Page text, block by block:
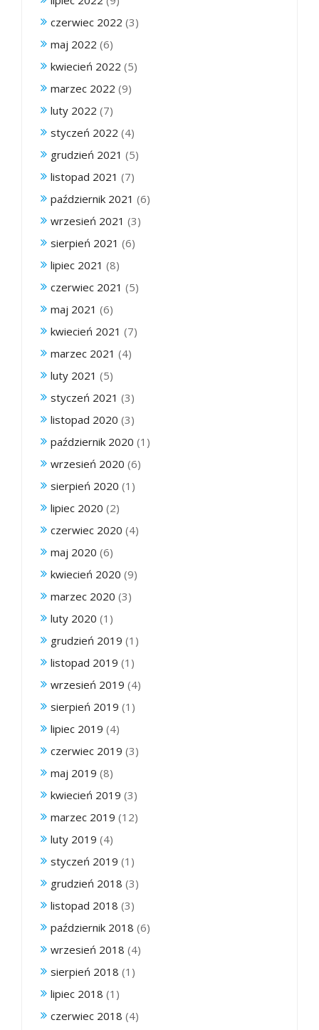
czerwiec 2022 (3)
maj 2022 (6)
kwiecień 2022 (5)
marzec 2022 (9)
luty 2022 (7)
styczeń 2022 (4)
grudzień 2021 (5)
listopad 2021 (7)
październik 2021 (6)
wrzesień 2021 (3)
sierpień 2021 (6)
lipiec 2021 (8)
czerwiec 2021 (5)
maj 2021 (6)
kwiecień 2021 (7)
marzec 2021 (4)
luty 2021 (5)
styczeń 2021 (3)
listopad 2020 (3)
październik 2020 (1)
wrzesień 2020 (6)
sierpień 2020 (1)
lipiec 2020 (2)
czerwiec 2020 (4)
maj 2020 (6)
kwiecień 2020 (9)
marzec 2020 (3)
luty 2020 (1)
grudzień 2019 (1)
listopad 2019 (1)
wrzesień 2019 (4)
sierpień 2019 (1)
lipiec 2019 (4)
czerwiec 2019 (3)
maj 2019 (8)
kwiecień 2019 (3)
marzec 2019 (12)
luty 2019 (4)
styczeń 2019 (1)
grudzień 2018 (3)
listopad 2018 (3)
październik 2018 (6)
wrzesień 2018 (4)
sierpień 2018 (1)
lipiec 2018 (1)
czerwiec 2018 (4)